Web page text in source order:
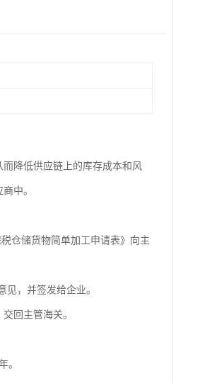
降低供应链上的库存成本和风
中。
仓储货物简单加工申请表》向主
见，并签发给企业。
回主管海关。
。